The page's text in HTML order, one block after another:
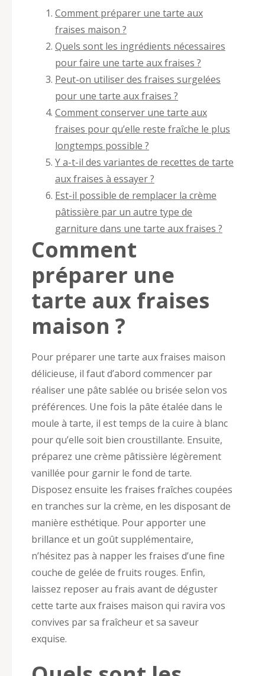
Comment préparer une tarte aux
fraises maison ?
Quels sont les ingrédients nécessaires
pour faire une tarte aux fraises ?
Peut-on utiliser des fraises surgelées
pour une tarte aux fraises ?
Comment conserver une tarte aux
fraises pour qu’elle reste fraîche le plus
longtemps possible ?
Y a-t-il des variantes de recettes de tarte
aux fraises à essayer ?
Est-il possible de remplacer la crème
pâtissière par un autre type de
garniture dans une tarte aux fraises ?
Comment
préparer une
tarte aux fraises
maison ?
Pour préparer une tarte aux fraises maison
délicieuse, il faut d’abord commencer par
réaliser une pâte sablée ou brisée selon vos
préférences. Une fois la pâte étalée dans le
moule à tarte, il est temps de la cuire à blanc
pour qu’elle soit bien croustillante. Ensuite,
préparez une crème pâtissière légèrement
vanillée pour garnir le fond de tarte.
Disposez ensuite les fraises fraîches coupées
en tranches sur la crème, en les disposant de
manière esthétique. Pour apporter une
brillance et un goût supplémentaire,
n’hésitez pas à napper les fraises d’une fine
couche de gelée de fruits rouges. Enfin,
laissez reposer au frais avant de déguster
cette tarte aux fraises maison qui ravira vos
convives par sa fraîcheur et sa saveur
exquise.